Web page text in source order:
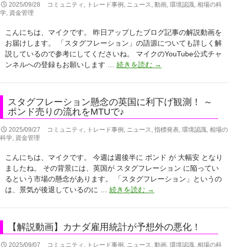
2025/09/28 コミュニティ , トレード事例 , ニュース, 動画, 環境認識, 相場の科
学, 資金管理
こんにちは、マイクです。 昨日アップしたブログ記事の解説動画を
お届けします。 「スタグフレーション」の語源についても詳しく解
説しているので参考にしてくださいね。 マイクのYouTube公式チャ
ンネルへの登録もお願いします … 続きを読む 【解
動
画】
ス
タ
グ
ー
シ
ョ
ン
の
英
→
スタグフレーション懸念の英国に利下げ観測！ ～
ポンド売りの流れをMTUで♪
2025/09/27 コミュニティ , トレード事例 , ニュース, 指標発表, 環境認識, 相場の
科学, 資金管理
こんにちは、マイクです。 今週は週後半に ポンド が 大幅安 となり
ましたね。 その背景には、英国が スタグフレーション に陥ってい
るという市場の懸念があります。 「スタグフレーション」というの
は、景気が後退しているのに … 続きを読む ス
グ
フ
レ
ー
→
【解説動画】カナダ雇用統計が予想外の悪化！
2025/09/07 コミュニティ , トレード事例 , ニュース, 動画, 環境認識, 相場の科